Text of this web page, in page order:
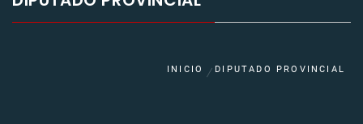
INICIO DIPUTADO PROVINCIAL